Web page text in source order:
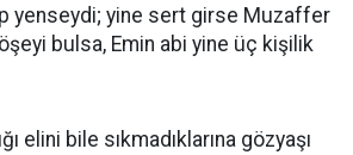
yenseydi; yine sert girse Muzaffer
bulsa, Emin abi yine üç kişilik
elini bile sıkmadıklarına gözyaşı